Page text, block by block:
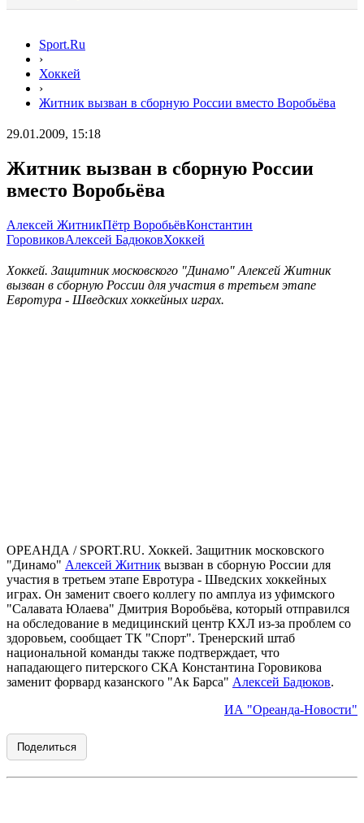
Sport.Ru
›
Хоккей
›
Житник вызван в сборную России вместо Воробьёва
29.01.2009, 15:18
Житник вызван в сборную России
вместо Воробьёва
Алексей ЖитникПётр ВоробьёвКонстантин
ГоровиковАлексей БадюковХоккей
Хоккей. Защитник московского "Динамо" Алексей Житник
вызван в сборную России для участия в третьем этапе
Евротура - Шведских хоккейных играх.
ОРЕАНДА / SPORT.RU. Хоккей. Защитник московского
"Динамо" Алексей Житник вызван в сборную России для
участия в третьем этапе Евротура - Шведских хоккейных
играх. Он заменит своего коллегу по амплуа из уфимского
"Салавата Юлаева" Дмитрия Воробьёва, который отправился
на обследование в медицинский центр КХЛ из-за проблем со
здоровьем, сообщает ТК "Спорт". Тренерский штаб
национальной команды также подтверждает, что
нападающего питерского СКА Константина Горовикова
заменит форвард казанского "Ак Барса" Алексей Бадюков.
ИА "Ореанда-Новости"
Поделиться